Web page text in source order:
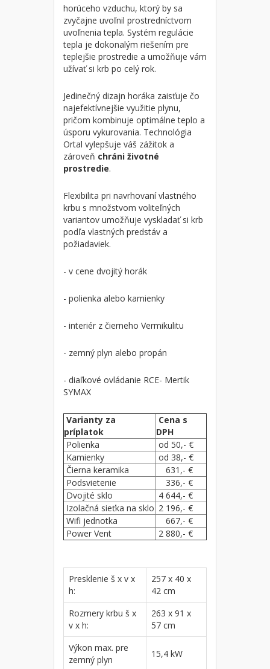
horúceho vzduchu, ktorý by sa
zvyčajne uvoľnil prostredníctvom
uvoľnenia tepla. Systém regulácie
tepla je dokonalým riešením pre
teplejšie prostredie a umožňuje vám
užívať si krb po celý rok.
Jedinečný dizajn horáka zaisťuje čo
najefektívnejšie využitie plynu,
pričom kombinuje optimálne teplo a
úsporu vykurovania. Technológia
Ortal vylepšuje váš zážitok a
zároveň chráni životné
prostredie.
Flexibilita pri navrhovaní vlastného
krbu s množstvom voliteľných
variantov umožňuje vyskladať si krb
podľa vlastných predstáv a
požiadaviek.
- v cene dvojitý horák
- polienka alebo kamienky
- interiér z čierneho Vermikulitu
- zemný plyn alebo propán
- diaľkové ovládanie RCE- Mertik
SYMAX
Varianty za
príplatok
Cena s
DPH
Polienka
od 50,- €
Kamienky
od 38,- €
Čierna keramika
631,- €
Podsvietenie
336,- €
Dvojité sklo
4 644,- €
Izolačná sieťka na sklo 2 196,- €
Wifi jednotka
667,- €
Power Vent
2 880,- €
Presklenie š x v x
h:
257 x 40 x
42 cm
Rozmery krbu š x
v x h:
263 x 91 x
57 cm
Výkon max. pre
zemný plyn
15,4 kW